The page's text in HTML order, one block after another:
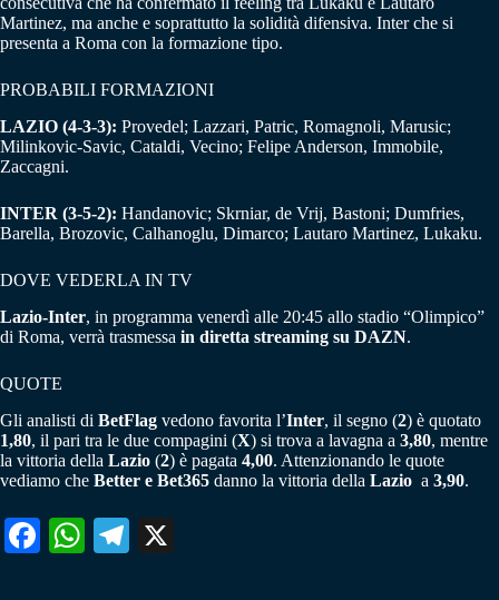
Martinez, ma anche e soprattutto la solidità difensiva. Inter che si
presenta a Roma con la formazione tipo.
PROBABILI FORMAZIONI
LAZIO (4-3-3): Provedel; Lazzari, Patric, Romagnoli, Marusic;
Milinkovic-Savic, Cataldi, Vecino; Felipe Anderson, Immobile,
Zaccagni.
INTER (3-5-2): Handanovic; Skrniar, de Vrij, Bastoni; Dumfries,
Barella, Brozovic, Calhanoglu, Dimarco; Lautaro Martinez, Lukaku.
DOVE VEDERLA IN TV
Lazio-Inter, in programma venerdì alle 20:45 allo stadio “Olimpico”
di Roma, verrà trasmessa in diretta streaming su DAZN.
QUOTE
Gli analisti di BetFlag vedono favorita l’Inter, il segno (2) è quotato
1,80, il pari tra le due compagini (X) si trova a lavagna a 3,80, mentre
la vittoria della Lazio (2) è pagata 4,00. Attenzionando le quote
vediamo che Better e Bet365 danno la vittoria della Lazio a 3,90.
Fa W
Te